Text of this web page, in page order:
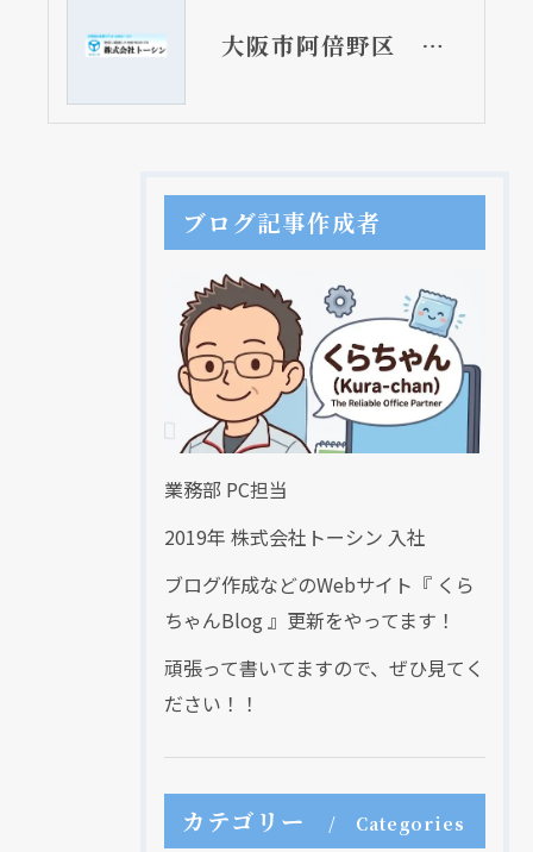
大阪市阿倍野区 分譲マンションのＵＢ（ユニットバス）取替リフォーム工事
ブログ記事作成者
業務部 PC担当
2019年 株式会社トーシン 入社
ブログ作成などのWebサイト『 くら
ちゃんBlog 』更新をやってます！
頑張って書いてますので、ぜひ見てく
ださい！！
カテゴリー Categories